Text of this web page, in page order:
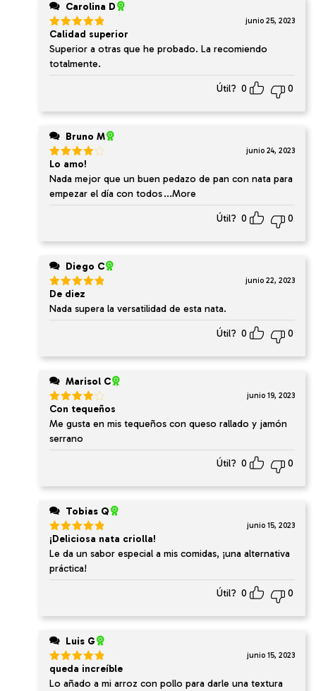
Carolina D
Valorado
en 5de 5
junio 25, 2023
Calidad superior
Superior a otras que he probado. La recomiendo
totalmente.
Útil? 0 0
Bruno M
Valorado
en4 de
5
junio 24, 2023
Lo amo!
Nada mejor que un buen pedazo de pan con nata para
empezar el día con todos...More
Útil? 0 0
Diego C
Valorado
en5 de 5
junio 22, 2023
De diez
Nada supera la versatilidad de esta nata.
Útil? 0 0
Marisol C
Valorado
en 4de
5
junio 19, 2023
Con tequeños
Me gusta en mis tequeños con queso rallado y jamón
serrano
Útil? 0 0
Tobias Q
Valorado
en5de 5
junio 15, 2023
¡Deliciosa nata criolla!
Le da un sabor especial a mis comidas, ¡una alternativa
práctica!
Útil? 0 0
Luis G
Valorado
en5de 5
junio 15, 2023
queda increíble
Lo añado a mi arroz con pollo para darle una textura